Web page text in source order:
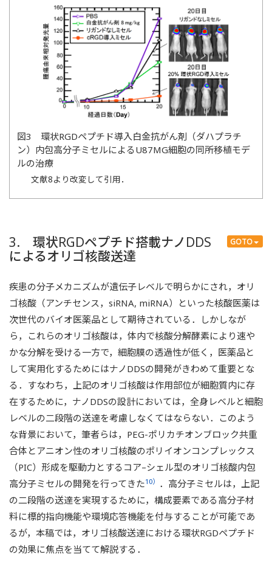
図3 環状RGDペプチド導入白金抗がん剤（ダハプラチ
ン）内包高分子ミセルによるU87MG細胞の同所移植モデ
ルの治療
文献8より改変して引用．
GOTO
3. 環状RGDペプチド搭載ナノDDS
によるオリゴ核酸送達
疾患の分子メカニズムが遺伝子レベルで明らかにされ，オリ
ゴ核酸（アンチセンス，siRNA, miRNA）といった核酸医薬は
次世代のバイオ医薬品として期待されている．しかしなが
ら，これらのオリゴ核酸は，体内で核酸分解酵素により速や
かな分解を受ける一方で，細胞膜の透過性が低く，医薬品と
して実用化するためにはナノDDSの開発がきわめて重要とな
る．すなわち，上記のオリゴ核酸は作用部位が細胞質内に存
在するために，ナノDDSの設計においては，全身レベルと細胞
レベルの二段階の送達を考慮しなくてはならない．このよう
な背景において，筆者らは，PEG-ポリカチオンブロック共重
合体とアニオン性のオリゴ核酸のポリイオンコンプレックス
（PIC）形成を駆動力とするコア–シェル型のオリゴ核酸内包
高分子ミセルの開発を行ってきた10） ．高分子ミセルは，上記
の二段階の送達を実現するために，構成要素である高分子材
料に標的指向機能や環境応答機能を付与することが可能であ
るが，本稿では，オリゴ核酸送達における環状RGDペプチド
の効果に焦点を当てて解説する．